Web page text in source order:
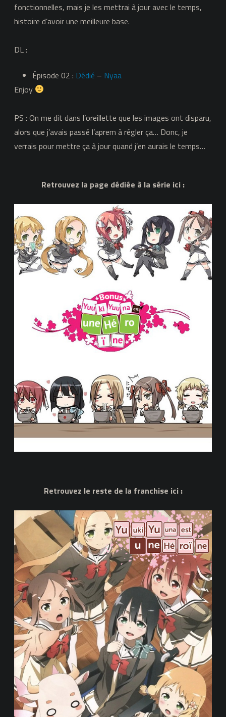
fonctionnelles, mais je les mettrai à jour avec le temps,
histoire d’avoir une meilleure base.
DL :
Épisode 02 : Dédié – Nyaa
Enjoy
PS : On me dit dans l’oreillette que les images ont disparu,
alors que j’avais passé l’aprem à régler ça… Donc, je
verrais pour mettre ça à jour quand j’en aurais le temps…
Retrouvez la page dédiée à la série ici :
Retrouvez le reste de la franchise ici :